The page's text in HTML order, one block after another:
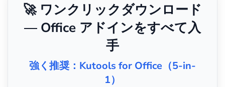
🚀 ワンクリックダウンロード
— Office アドインをすべて入
手
強く推奨：Kutools for Office（5-in-
1）